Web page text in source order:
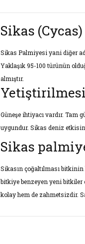
Sikas
Sikas Palmiyesi yani diğer
Yaklaşık 95-100 türünün
almıştır.
Yetiştirilmesi
Güneşe ihtiyacı vardır. Tam
uygundur. Sikas deniz
Sikas
Sikasın çoğaltılması
bitkiye benzeyen yeni bitkiler
kolay hem de zahmetsizdir.